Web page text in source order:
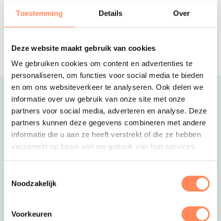
Toestemming Details Over
Deze website maakt gebruik van cookies
We gebruiken cookies om content en advertenties te
personaliseren, om functies voor social media te bieden
en om ons websiteverkeer te analyseren. Ook delen we
informatie over uw gebruik van onze site met onze
partners voor social media, adverteren en analyse. Deze
partners kunnen deze gegevens combineren met andere
informatie die u aan ze heeft verstrekt of die ze hebben
verzameld op basis van uw gebruik van hun services.
Noodzakelijk
Voorkeuren
ideaal voor families met kinderen
tussen de 0-10 jaar.
Uitgelicht